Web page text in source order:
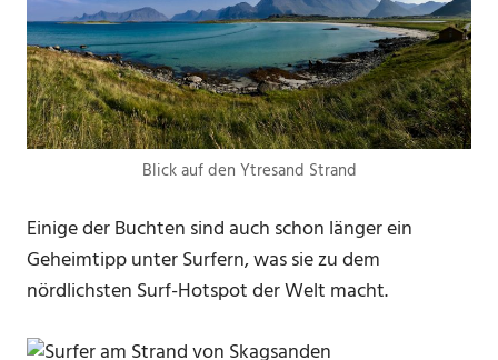
Blick auf den Ytresand Strand
Einige der Buchten sind auch schon länger ein
Geheimtipp unter Surfern, was sie zu dem
nördlichsten Surf-Hotspot der Welt macht.